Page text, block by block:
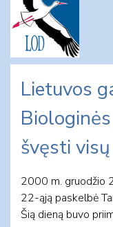
content
Lietuvos
švęsti
2000 m. gruodžio
22-ąją paskelbė
Šią dieną buvo